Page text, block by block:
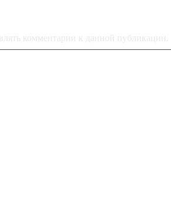
комментарии к данной публикации.